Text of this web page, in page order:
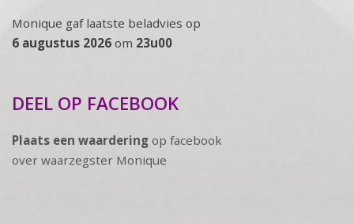
Monique gaf laatste beladvies op
6 augustus 2026 om 23u00
DEEL OP FACEBOOK
Plaats een waardering op facebook
over waarzegster Monique